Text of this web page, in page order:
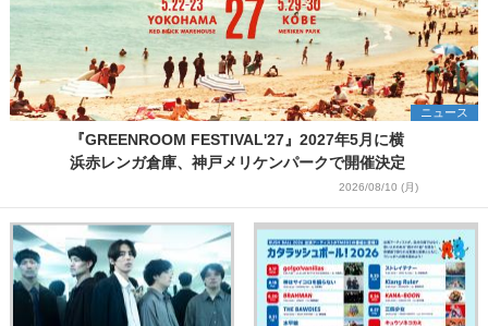
ニュース
『GREENROOM FESTIVAL'27』2027年5月に横
浜赤レンガ倉庫、神戸メリケンパークで開催決定
2026/08/10 (月)